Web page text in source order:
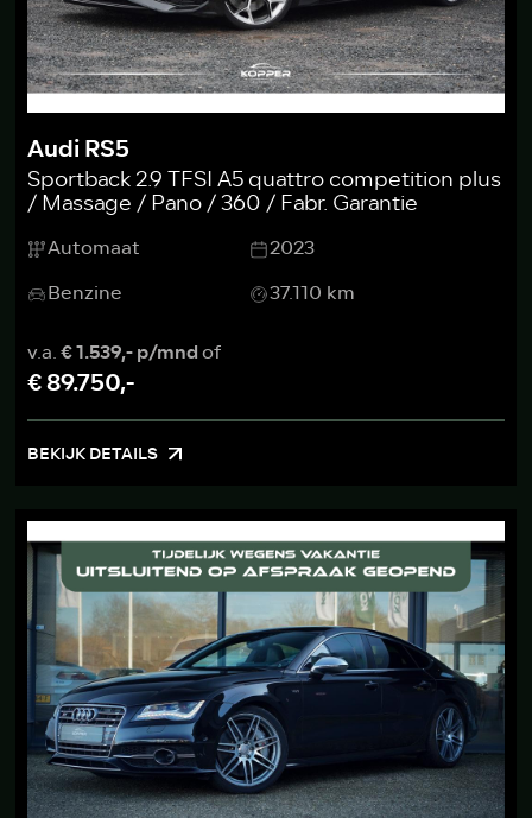
Audi RS5
Sportback 2.9 TFSI A5 quattro competition plus
/ Massage / Pano / 360 / Fabr. Garantie
Automaat
2023
Benzine
37.110 km
v.a.€ 1.539,- p/mndof
€ 89.750,-
BEKIJK DETAILS